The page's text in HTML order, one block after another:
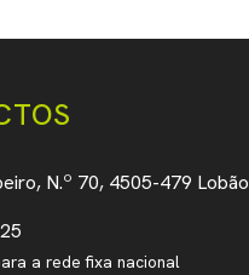
N.º 70, 4505-479 Lobão
a rede fixa nacional